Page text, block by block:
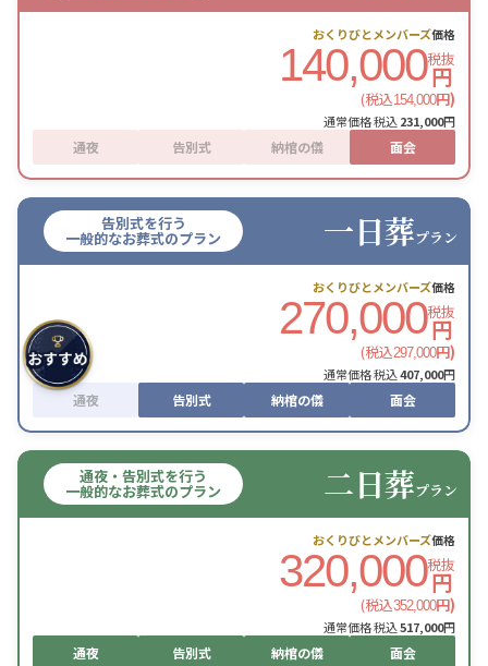
おくりびとメンバーズ価格
140,000税抜
円
(税込154,000円)
通常価格 税込231,000円
通夜 告別式 納棺の儀 面会
告別式を行う
一般的なお葬式のプラン 一日葬プラン
おくりびとメンバーズ価格
270,000税抜
円
(税込297,000円)
通常価格 税込407,000円
通夜 告別式 納棺の儀 面会
通夜・告別式を行う
一般的なお葬式のプラン 二日葬プラン
おくりびとメンバーズ価格
320,000税抜
円
(税込352,000円)
通常価格 税込517,000円
通夜 告別式 納棺の儀 面会